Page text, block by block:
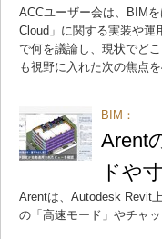
ACCユーザー会は、BIM
Cloud」に関する実装や運
で何を議論し、現状でど
も視野に入れた次の焦点
BIM：
Arent
ドや
Arentは、Autodesk Revit
の「高速モード」やチャ